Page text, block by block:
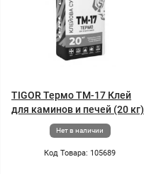
TIGOR Термо ТМ-17 Клей
для каминов и печей (20 кг)
Нет в наличии
Код Товара: 105689